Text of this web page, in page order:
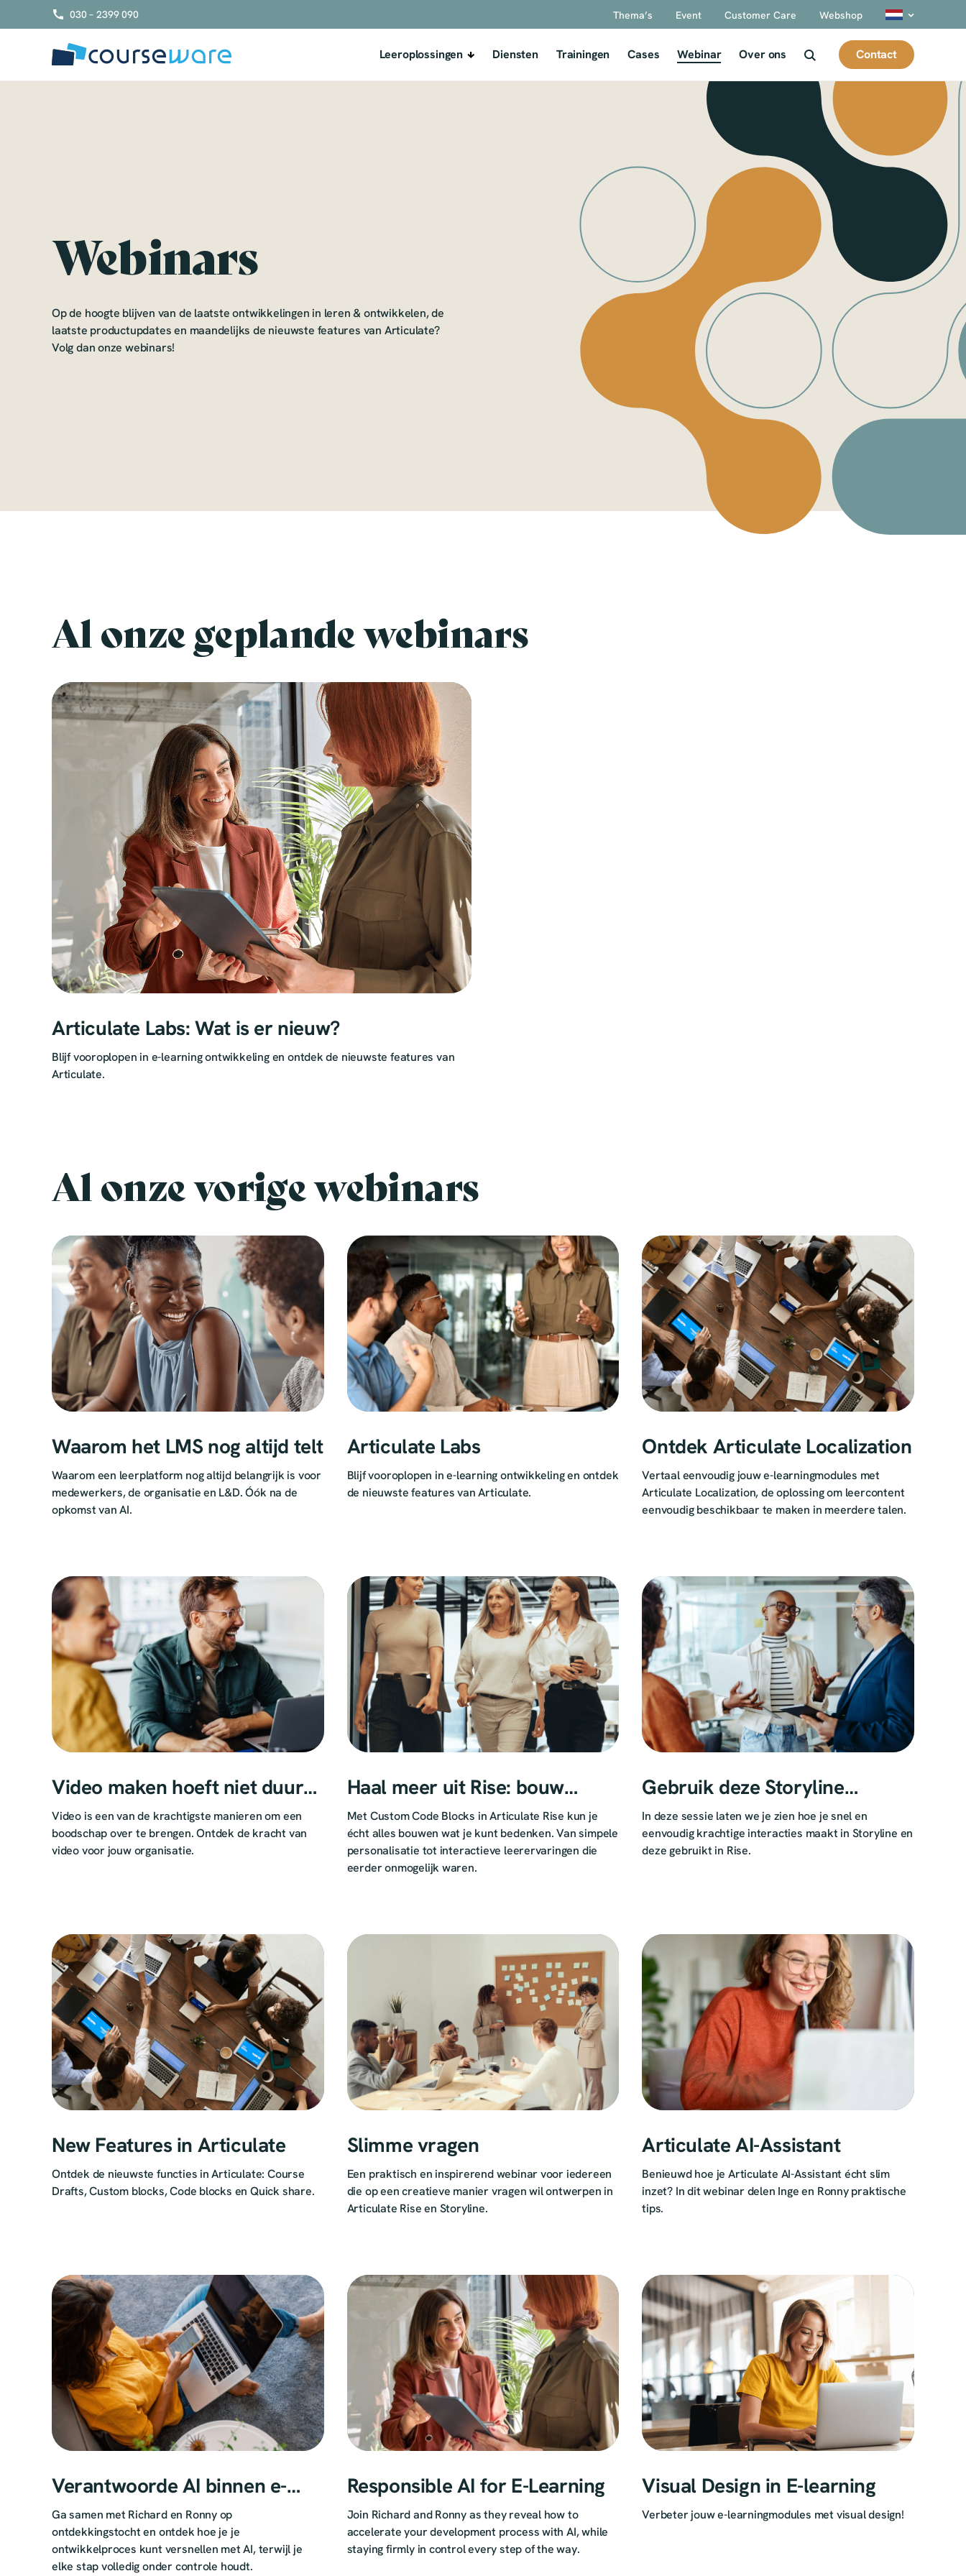
030 – 2399 090 Thema’s Event Customer Care Webshop
Leeroplossingen Diensten Trainingen Cases Webinar Over ons Contact
Webinars
Op de hoogte blijven van de laatste ontwikkelingen in leren & ontwikkelen, de
laatste productupdates en maandelijks de nieuwste features van Articulate?
Volg dan onze webinars!
Al onze geplande webinars
Articulate Labs: Wat is er nieuw?
Blijf vooroplopen in e-learning ontwikkeling en ontdek de nieuwste features van
Articulate.
Al onze vorige webinars
Waarom het LMS nog altijd telt
Waarom een leerplatform nog altijd belangrijk is voor
medewerkers, de organisatie en L&D. Óók na de
opkomst van AI.
Articulate Labs
Blijf vooroplopen in e-learning ontwikkeling en ontdek
de nieuwste features van Articulate.
Ontdek Articulate Localization
Vertaal eenvoudig jouw e-learningmodules met
Articulate Localization, de oplossing om leercontent
eenvoudig beschikbaar te maken in meerdere talen.
Video maken hoeft niet duur
of moeilijk te zijn – ontdek
Vyond
Video is een van de krachtigste manieren om een
boodschap over te brengen. Ontdek de kracht van
video voor jouw organisatie.
Haal meer uit Rise: bouw
slimme code blocks met AI
Met Custom Code Blocks in Articulate Rise kun je
écht alles bouwen wat je kunt bedenken. Van simpele
personalisatie tot interactieve leerervaringen die
eerder onmogelijk waren.
Gebruik deze Storyline
interacties in Rise
In deze sessie laten we je zien hoe je snel en
eenvoudig krachtige interacties maakt in Storyline en
deze gebruikt in Rise.
New Features in Articulate
Ontdek de nieuwste functies in Articulate: Course
Drafts, Custom blocks, Code blocks en Quick share.
Slimme vragen
Een praktisch en inspirerend webinar voor iedereen
die op een creatieve manier vragen wil ontwerpen in
Articulate Rise en Storyline.
Articulate AI-Assistant
Benieuwd hoe je Articulate AI-Assistant écht slim
inzet? In dit webinar delen Inge en Ronny praktische
tips.
Verantwoorde AI binnen e-
learning
Ga samen met Richard en Ronny op
ontdekkingstocht en ontdek hoe je je
ontwikkelproces kunt versnellen met AI, terwijl je
elke stap volledig onder controle houdt.
Responsible AI for E-Learning
Join Richard and Ronny as they reveal how to
accelerate your development process with AI, while
staying firmly in control every step of the way.
Visual Design in E-learning
Verbeter jouw e-learningmodules met visual design!